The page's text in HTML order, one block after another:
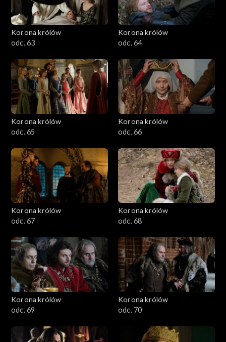
Korona królów
odc. 63
Korona królów
odc. 64
Korona królów
odc. 65
Korona królów
odc. 66
Korona królów
odc. 67
Korona królów
odc. 68
Korona królów
odc. 69
Korona królów
odc. 70